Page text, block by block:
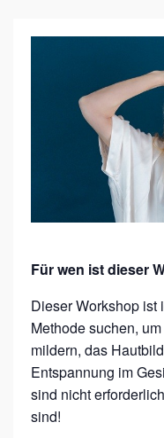
W
R
K
S
H
O
Für wen ist dieser
Dieser Workshop
Methode suchen,
mildern, das
Entspannung im
sind nicht
sind!